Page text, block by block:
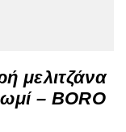
μελιτζάνα
– BORO